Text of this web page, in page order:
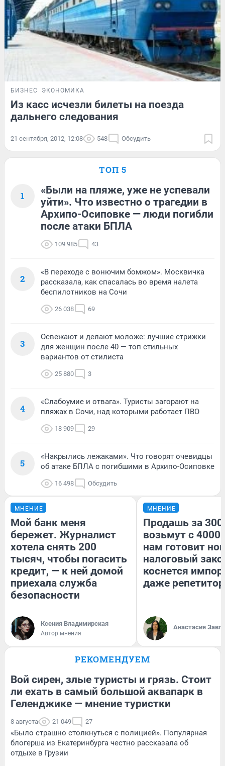
БИЗНЕС ЭКОНОМИКА
Из касс исчезли билеты на поезда
дальнего следования
21 сентября, 2012, 12:08 548 Обсудить
ТОП 5
1
«Были на пляже, уже не успевали
уйти». Что известно о трагедии в
Архипо-Осиповке — люди погибли
после атаки БПЛА
109 985 43
2
«В переходе с вонючим бомжом». Москвичка
рассказала, как спасалась во время налета
беспилотников на Сочи
26 038 69
3
Освежают и делают моложе: лучшие стрижки
для женщин после 40 — топ стильных
вариантов от стилиста
25 880 3
4
«Слабоумие и отвага». Туристы загорают на
пляжах в Сочи, над которыми работает ПВО
18 909 29
5
«Накрылись лежаками». Что говорят очевидцы
об атаке БПЛА с погибшими в Архипо-Осиповке
16 498 Обсудить
МНЕНИЕ
Мой банк меня
бережет. Журналист
хотела снять 200
тысяч, чтобы погасить
кредит, — к ней домой
приехала служба
безопасности
Ксения Владимирская
Автор мнения
МНЕНИЕ
Продашь за
возьмут с
нам готовит
налоговый
коснется
даже
Анастасия
РЕКОМЕНДУЕМ
Вой сирен, злые туристы и грязь. Стоит
ли ехать в самый большой аквапарк в
Геленджике — мнение туристки
8 августа 21 049 27
«Было страшно столкнуться с полицией». Популярная
блогерша из Екатеринбурга честно рассказала об
отдыхе в Грузии